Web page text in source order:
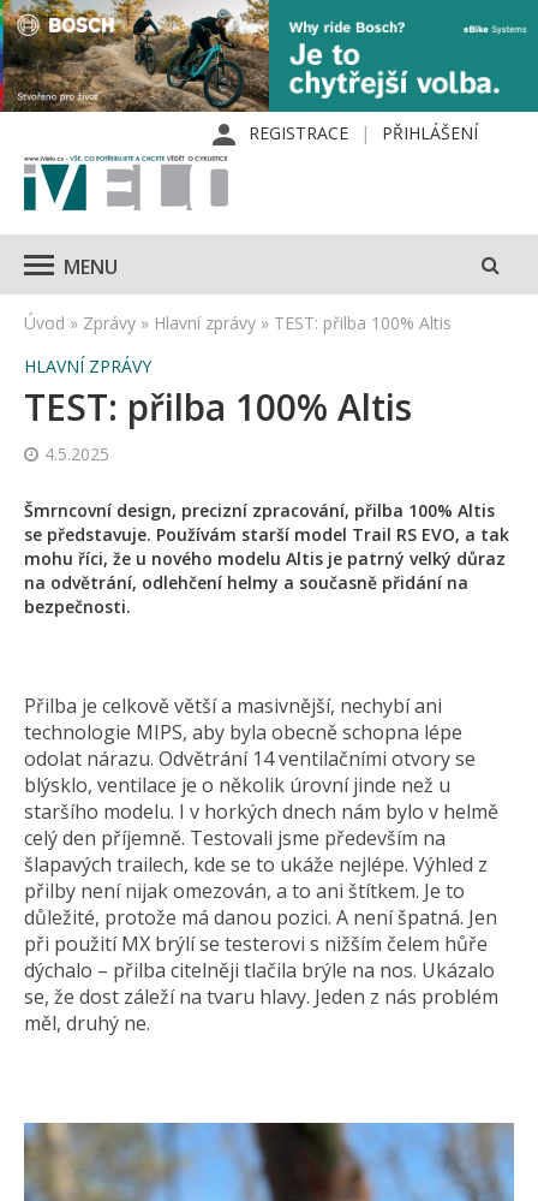
REGISTRACE PŘIHLÁŠENÍ
MENU
Úvod » Zprávy » Hlavní zprávy » TEST: přilba 100% Altis
HLAVNÍ ZPRÁVY
TEST: přilba 100% Altis
4.5.2025
Šmrncovní design, precizní zpracování, přilba 100% Altis
se představuje. Používám starší model Trail RS EVO, a tak
mohu říci, že u nového modelu Altis je patrný velký důraz
na odvětrání, odlehčení helmy a současně přidání na
bezpečnosti.
Přilba je celkově větší a masivnější, nechybí ani
technologie MIPS, aby byla obecně schopna lépe
odolat nárazu. Odvětrání 14 ventilačními otvory se
blýsklo, ventilace je o několik úrovní jinde než u
staršího modelu. I v horkých dnech nám bylo v helmě
celý den příjemně. Testovali jsme především na
šlapavých trailech, kde se to ukáže nejlépe. Výhled z
přilby není nijak omezován, a to ani štítkem. Je to
důležité, protože má danou pozici. A není špatná. Jen
při použití MX brýlí se testerovi s nižším čelem hůře
dýchalo – přilba citelněji tlačila brýle na nos. Ukázalo
se, že dost záleží na tvaru hlavy. Jeden z nás problém
měl, druhý ne.